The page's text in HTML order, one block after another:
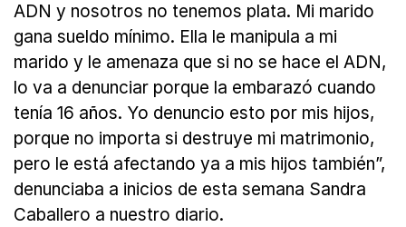
ADN y nosotros no tenemos plata. Mi marido
gana sueldo mínimo. Ella le manipula a mi
marido y le amenaza que si no se hace el ADN,
lo va a denunciar porque la embarazó cuando
tenía 16 años. Yo denuncio esto por mis hijos,
porque no importa si destruye mi matrimonio,
pero le está afectando ya a mis hijos también”,
denunciaba a inicios de esta semana Sandra
Caballero a nuestro diario.